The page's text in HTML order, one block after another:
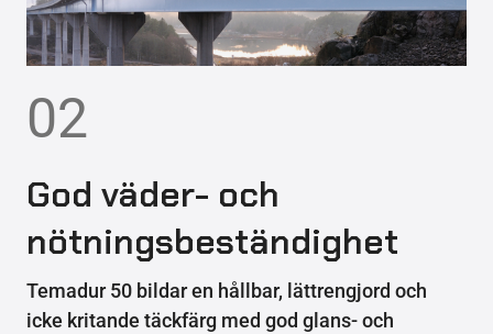
02
God väder- och
nötningsbeständighet
Temadur 50 bildar en hållbar, lättrengjord och
icke kritande täckfärg med god glans- och